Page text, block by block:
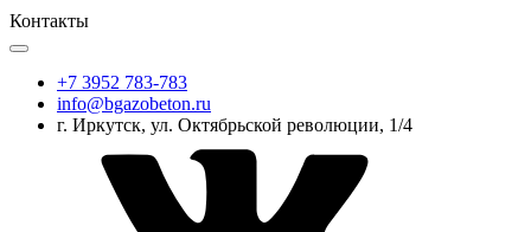
Контакты
+7 3952 783-783
info@bgazobeton.ru
г. Иркутск, ул. Октябрьской революции, 1/4